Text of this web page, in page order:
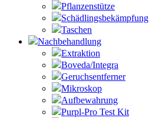
Pflanzenstütze
Schädlingsbekämpfung
Taschen
Nachbehandlung
Extraktion
Boveda/Integra
Geruchsentferner
Mikroskop
Aufbewahrung
Purpl-Pro Test Kit